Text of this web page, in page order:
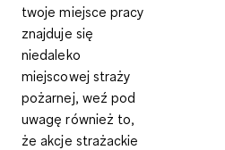
twoje miejsce pracy
znajduje się
niedaleko
miejscowej straży
pożarnej, weź pod
uwagę również to,
że akcje strażackie